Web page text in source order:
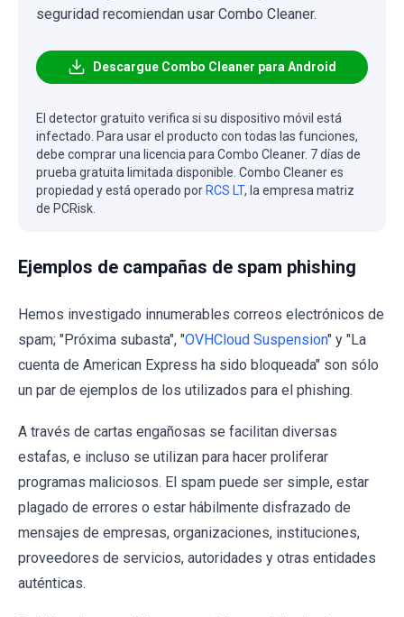
seguridad recomiendan usar Combo Cleaner.
Descargue Combo Cleaner para Android
El detector gratuito verifica si su dispositivo móvil está
infectado. Para usar el producto con todas las funciones,
debe comprar una licencia para Combo Cleaner. 7 días de
prueba gratuita limitada disponible. Combo Cleaner es
propiedad y está operado por RCS LT, la empresa matriz
de PCRisk.
Ejemplos de campañas de spam phishing
Hemos investigado innumerables correos electrónicos de
spam; "Próxima subasta", "OVHCloud Suspension" y "La
cuenta de American Express ha sido bloqueada" son sólo
un par de ejemplos de los utilizados para el phishing.
A través de cartas engañosas se facilitan diversas
estafas, e incluso se utilizan para hacer proliferar
programas maliciosos. El spam puede ser simple, estar
plagado de errores o estar hábilmente disfrazado de
mensajes de empresas, organizaciones, instituciones,
proveedores de servicios, autoridades y otras entidades
auténticas.